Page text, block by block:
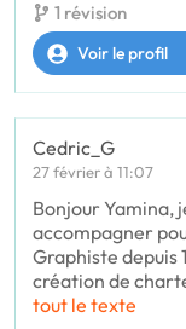
1 révision
Voir le profil
Cedric_G
27 février à 11:07
Bonjour Yamina,
accompagner
Graphiste depuis
création de
tout le texte